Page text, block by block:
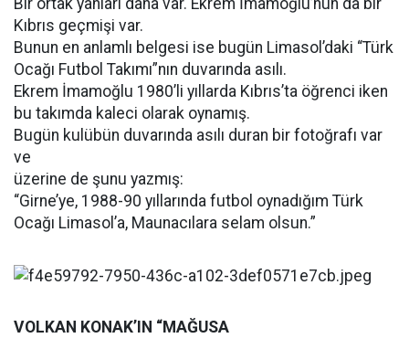
Bir ortak yanları daha var. Ekrem İmamoğlu’nun da bir
Kıbrıs geçmişi var.
Bunun en anlamlı belgesi ise bugün Limasol’daki “Türk
Ocağı Futbol Takımı”nın duvarında asılı.
Ekrem İmamoğlu 1980’li yıllarda Kıbrıs’ta öğrenci iken
bu takımda kaleci olarak oynamış.
Bugün kulübün duvarında asılı duran bir fotoğrafı var
ve
üzerine de şunu yazmış:
“Girne’ye, 1988-90 yıllarında futbol oynadığım Türk
Ocağı Limasol’a, Maunacılara selam olsun.”
VOLKAN KONAK’IN “MAĞUSA